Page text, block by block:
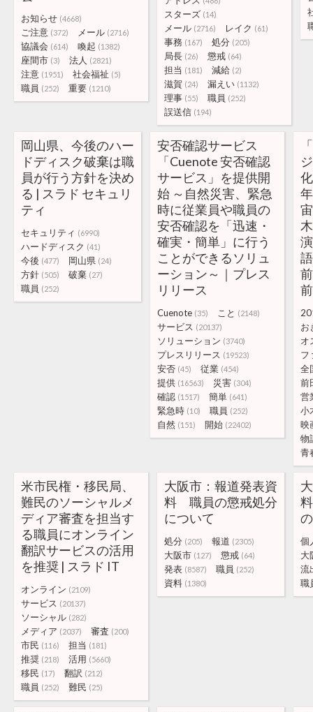
お知らせ (4668)
ご注意 (372) メール (2716)
協議会 (614) 喚起 (1382)
座間市 (3) 法人 (2821)
注意 (1951) 社会福祉 (5)
職員 (252) 重要 (1210)
スターズ (14)
メール (2716) レイク (61)
事務 (167) 処分 (205)
局長 (26) 懲戒 (64)
担当 (181) 減給 (2)
滋賀 (24) 漏えい (1132)
理事 (55) 職員 (252)
誤送信 (194)
岡山県、今後のハー
ドディスク破棄は職
員が行う方針を決め
る | スラド セキュリ
ティ
セキュリティ (6990)
ハードディスク (41)
今後 (477) 岡山県 (24)
方針 (505) 破棄 (27)
職員 (252)
安否確認サービス
「Cuenote 安否確認
サービス」を提供開
始 ～自然災害、緊急
時に従業員や職員の
安否確認を「迅速・
確実・簡単」に行う
ことができるソリュ
ーション～｜プレス
リリース
Cuenote (35) こと (2148)
サービス (20137)
ソリューション (3740)
プレスリリース (19523)
安否 (45) 従業 (454)
提供 (16563) 災害 (304)
確認 (1517) 簡単 (641)
緊急時 (10) 職員 (252)
自然 (151) 開始 (22402)
お
オ
フ
全
前
営
小
映
物
青
米市民権・移民局、
難民のソーシャルメ
ディア審査を担当す
る職員にオンライン
翻訳サービスの活用
を推奨 | スラド IT
オンライン (2109)
サービス (20137)
ソーシャル (282)
メディア (2037) 審査 (200)
市民 (116) 担当 (181)
推奨 (218) 活用 (5660)
移民 (17) 翻訳 (212)
職員 (252) 難民 (25)
大阪市：報道発表資
料 職員の懲戒処分
について
処分 (205) 報道 (2305)
大阪市 (127) 懲戒 (64)
発表 (8587) 職員 (252)
資料 (1380)
個
大
流
職